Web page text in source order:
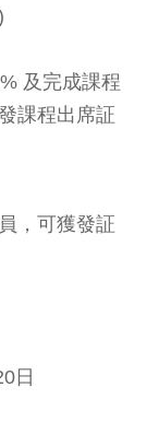
及完成課程
課程出席証
，可獲發証
日